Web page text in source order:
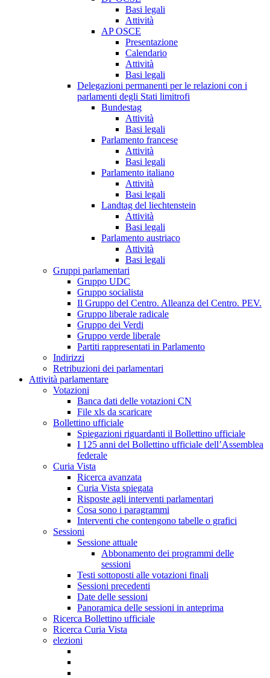
Basi legali
Attività
AP OSCE
Presentazione
Calendario
Attività
Basi legali
Delegazioni permanenti per le relazioni con i
parlamenti degli Stati limitrofi
Bundestag
Attività
Basi legali
Parlamento francese
Attività
Basi legali
Parlamento italiano
Attività
Basi legali
Landtag del liechtenstein
Attività
Basi legali
Parlamento austriaco
Attività
Basi legali
Gruppi parlamentari
Gruppo UDC
Gruppo socialista
Il Gruppo del Centro. Alleanza del Centro. PEV.
Gruppo liberale radicale
Gruppo dei Verdi
Gruppo verde liberale
Partiti rappresentati in Parlamento
Indirizzi
Retribuzioni dei parlamentari
Attività parlamentare
Votazioni
Banca dati delle votazioni CN
File xls da scaricare
Bollettino ufficiale
Spiegazioni riguardanti il Bollettino ufficiale
I 125 anni del Bollettino ufficiale dell’Assemblea
federale
Curia Vista
Ricerca avanzata
Curia Vista spiegata
Risposte agli interventi parlamentari
Cosa sono i paragrammi
Interventi che contengono tabelle o grafici
Sessioni
Sessione attuale
Abbonamento dei programmi delle
sessioni
Testi sottoposti alle votazioni finali
Sessioni precedenti
Date delle sessioni
Panoramica delle sessioni in anteprima
Ricerca Bollettino ufficiale
Ricerca Curia Vista
elezioni